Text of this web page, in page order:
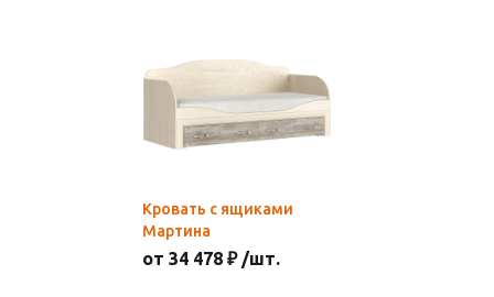
Кровать с ящиками
Мартина
от 34 478 ₽ /шт.